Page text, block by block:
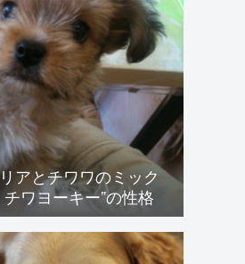
アとチワワのミック
チワヨーキー”の性格